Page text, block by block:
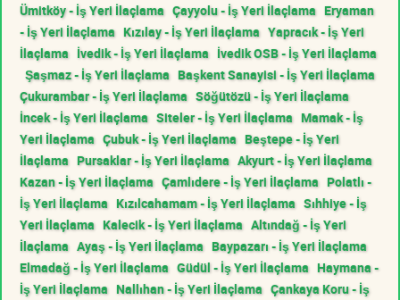
Ümitköy - İş Yeri İlaçlama Çayyolu - İş Yeri İlaçlama Eryaman
- İş Yeri İlaçlama Kızılay - İş Yeri İlaçlama Yapracık - İş Yeri
İlaçlama İvedik - İş Yeri İlaçlama İvedik OSB - İş Yeri İlaçlama
Şaşmaz - İş Yeri İlaçlama Başkent Sanayisi - İş Yeri İlaçlama
Çukurambar - İş Yeri İlaçlama Söğütözü - İş Yeri İlaçlama
İncek - İş Yeri İlaçlama Siteler - İş Yeri İlaçlama Mamak - İş
Yeri İlaçlama Çubuk - İş Yeri İlaçlama Beştepe - İş Yeri
İlaçlama Pursaklar - İş Yeri İlaçlama Akyurt - İş Yeri İlaçlama
Kazan - İş Yeri İlaçlama Çamlıdere - İş Yeri İlaçlama Polatlı -
İş Yeri İlaçlama Kızılcahamam - İş Yeri İlaçlama Sıhhiye - İş
Yeri İlaçlama Kalecik - İş Yeri İlaçlama Altındağ - İş Yeri
İlaçlama Ayaş - İş Yeri İlaçlama Baypazarı - İş Yeri İlaçlama
Elmadağ - İş Yeri İlaçlama Güdül - İş Yeri İlaçlama Haymana -
İş Yeri İlaçlama Nallıhan - İş Yeri İlaçlama Çankaya Koru - İş